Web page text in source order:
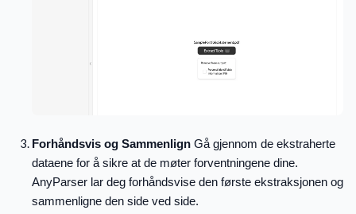
Forhåndsvis og Sammenlign Gå gjennom de ekstraherte
dataene for å sikre at de møter forventningene dine.
AnyParser lar deg forhåndsvise den første ekstraksjonen og
sammenligne den side ved side.